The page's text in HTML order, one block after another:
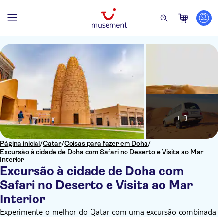
Página inicial/Catar/Coisas para fazer em Doha/
Excursão à cidade de Doha com Safari no Deserto e Visita ao Mar
Interior
Excursão à cidade de Doha com
Safari no Deserto e Visita ao Mar
Interior
+ 3
Experimente o melhor do Qatar com uma excursão combinada